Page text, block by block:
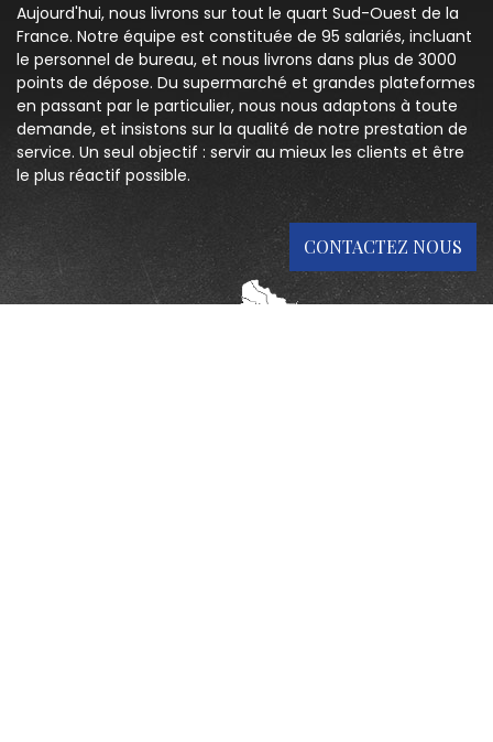
Aujourd'hui, nous livrons sur tout le quart Sud-Ouest de la
France. Notre équipe est constituée de 95 salariés, incluant
le personnel de bureau, et nous livrons dans plus de 3000
points de dépose. Du supermarché et grandes plateformes
en passant par le particulier, nous nous adaptons à toute
demande, et insistons sur la qualité de notre prestation de
service. Un seul objectif : servir au mieux les clients et être
le plus réactif possible.
CONTACTEZ NOUS